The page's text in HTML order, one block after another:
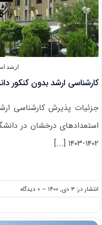
ارشد
کارشناسی ارشد بدون کنکور
جزئیات پذیرش کارشناسی
استعدادهای درخشان در
۱۴۰۲-۱۴۰۳ [...]
انتشار در: ۳ دی, ۱۴۰۰ -- ۰ دیدگاه
on
بدون